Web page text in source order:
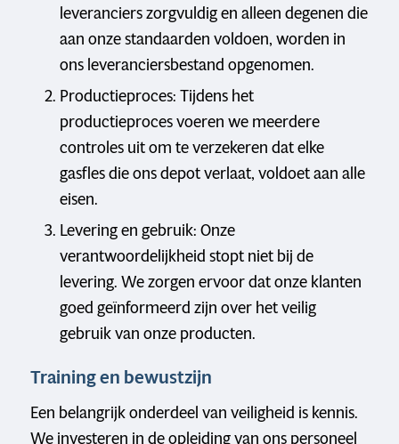
leveranciers zorgvuldig en alleen degenen die
aan onze standaarden voldoen, worden in
ons leveranciersbestand opgenomen.
Productieproces: Tijdens het
productieproces voeren we meerdere
controles uit om te verzekeren dat elke
gasfles die ons depot verlaat, voldoet aan alle
eisen.
Levering en gebruik: Onze
verantwoordelijkheid stopt niet bij de
levering. We zorgen ervoor dat onze klanten
goed geïnformeerd zijn over het veilig
gebruik van onze producten.
Training en bewustzijn
Een belangrijk onderdeel van veiligheid is kennis.
We investeren in de opleiding van ons personeel